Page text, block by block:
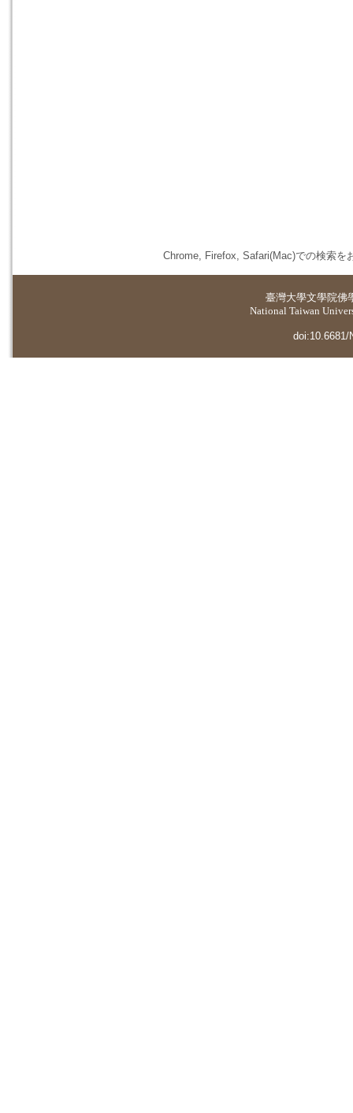
Chrome, Firefox, Safari(Mac)での検索を
臺灣大學文學院佛
National Taiwan
doi:10.6681/